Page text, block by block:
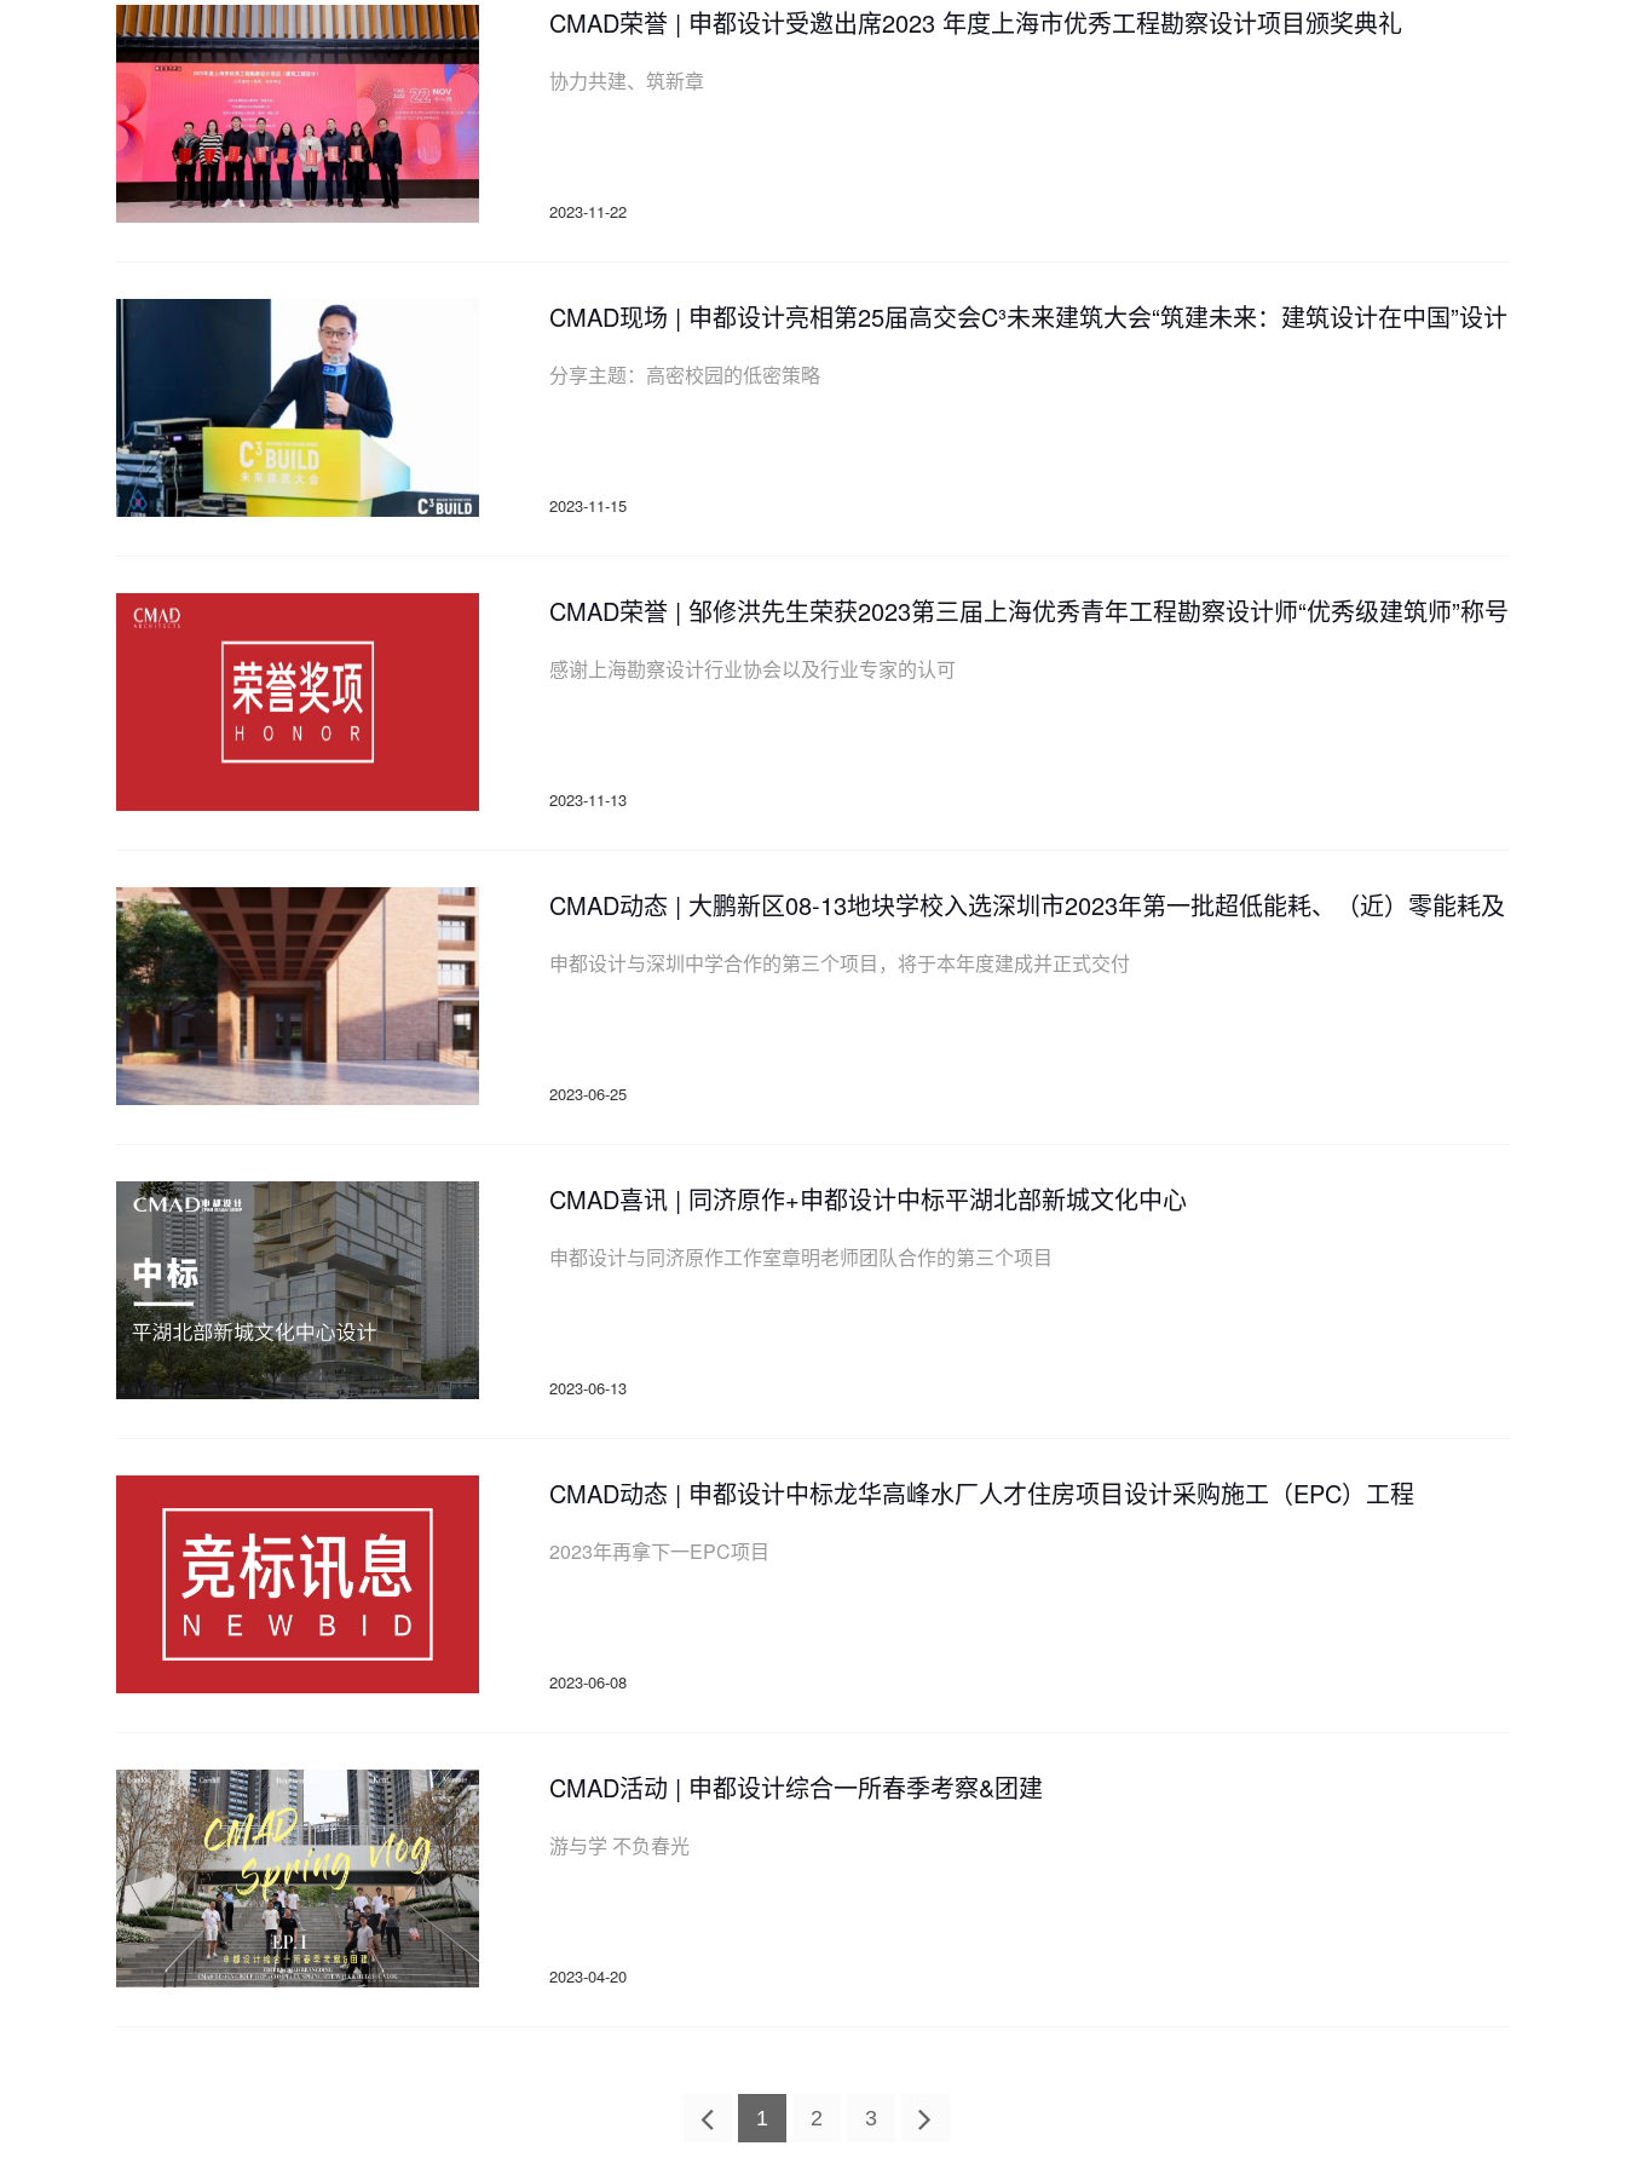
CMAD荣誉 | 申都设计受邀出席2023 年度上海市优秀工程勘察设计项目颁奖典礼
协力共建、筑新章
2023-11-22
CMAD现场 | 申都设计亮相第25届高交会C³未来建筑大会“筑建未来：建筑设计在中国”设计
分享主题：高密校园的低密策略
2023-11-15
CMAD荣誉 | 邹修洪先生荣获2023第三届上海优秀青年工程勘察设计师“优秀级建筑师”称号
感谢上海勘察设计行业协会以及行业专家的认可
2023-11-13
CMAD动态 | 大鹏新区08-13地块学校入选深圳市2023年第一批超低能耗、（近）零能耗及
申都设计与深圳中学合作的第三个项目，将于本年度建成并正式交付
2023-06-25
CMAD喜讯 | 同济原作+申都设计中标平湖北部新城文化中心
申都设计与同济原作工作室章明老师团队合作的第三个项目
2023-06-13
CMAD动态 | 申都设计中标龙华高峰水厂人才住房项目设计采购施工（EPC）工程
2023年再拿下一EPC项目
2023-06-08
CMAD活动 | 申都设计综合一所春季考察&团建
游与学 不负春光
2023-04-20
1 2 3